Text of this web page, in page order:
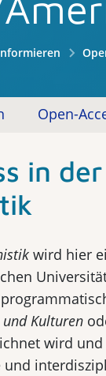
Open-
in
wird hier
Kulturen
wird
und